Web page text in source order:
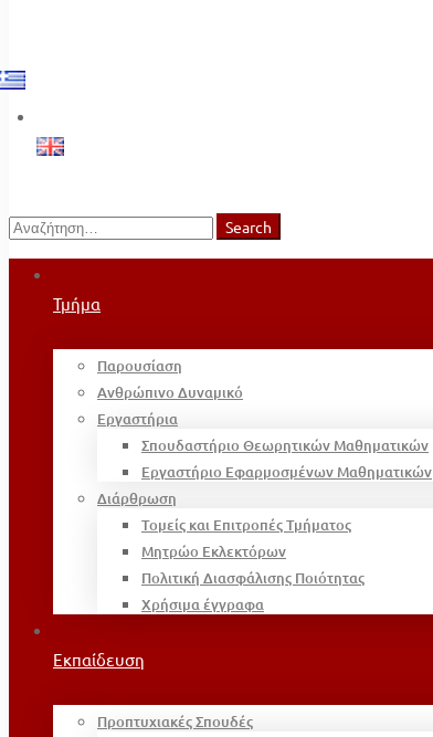
Search
for:
Search
Τμήμα
Παρουσίαση
Ανθρώπινο Δυναμικό
Εργαστήρια
Σπουδαστήριο Θεωρητικών Μαθηματικών
Εργαστήριο Εφαρμοσμένων Μαθηματικών
Διάρθρωση
Τομείς και Επιτροπές Τμήματος
Μητρώο Εκλεκτόρων
Πολιτική Διασφάλισης Ποιότητας
Χρήσιμα έγγραφα
Εκπαίδευση
Προπτυχιακές Σπουδές